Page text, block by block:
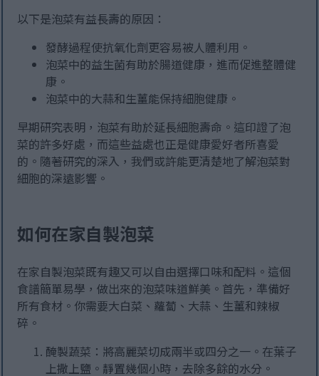
以下是泡菜有益長壽的原因：
發酵過程使抗氧化劑更容易被人體利用。
泡菜中的益生菌有助於腸道健康，進而促進整體健
康。
泡菜中的大蒜和生薑能保持細胞健康。
早期研究表明，泡菜有助於延長細胞壽命。這印證了泡
菜的許多好處，而這些益處也正是健康愛好者所喜愛
的。隨著研究的深入，我們或許能更清楚地了解泡菜對
細胞的深遠影響。
如何在家自製泡菜
在家自製泡菜既有趣又可以自由選擇口味和配料。這個
食譜簡單易學，做出來的泡菜味道鮮美。首先，準備好
所有食材。你需要大白菜、蘿蔔、大蒜、生薑和辣椒
碎。
醃製蔬菜：將高麗菜切成兩半或四分之一。在葉子
上撒上鹽。靜置幾個小時，去除多餘的水分。